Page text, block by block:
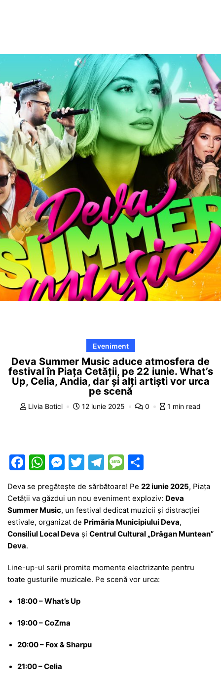
Eveniment
Deva Summer Music aduce atmosfera de
festival în Piața Cetății, pe 22 iunie. What’s
Up, Celia, Andia, dar și alți artiști vor urca
pe scenă
Livia Botici 12 iunie 2025 0 1 min read
F
c
e
b
o
k
W
at
s
A
p
M
s
s
e
n
er
T
itt
er
T
e
gr
a
m
M
s
s
a
g
ar
ta
je
a
z
Deva se pregătește de sărbătoare! Pe 22 iunie 2025, Piața
Cetății va găzdui un nou eveniment exploziv: Deva
Summer Music, un festival dedicat muzicii și distracției
estivale, organizat de Primăria Municipiului Deva,
Consiliul Local Deva și Centrul Cultural „Drăgan Muntean”
Deva.
Line-up-ul serii promite momente electrizante pentru
toate gusturile muzicale. Pe scenă vor urca:
18:00 – What’s Up
19:00 – CoZma
20:00 – Fox & Sharpu
21:00 – Celia